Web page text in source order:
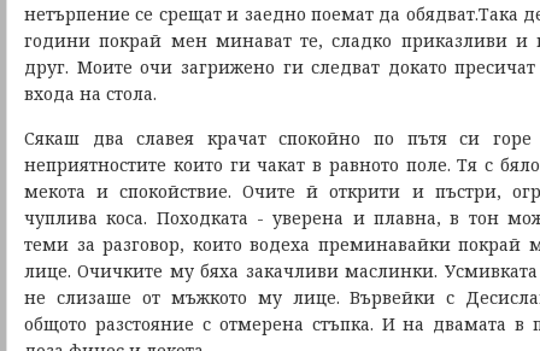
нетърпение се срещат и заедно поемат да обядват.Така
години покрай мен минават те, сладко приказливи и
друг. Моите очи загрижено ги следват докато
входа на стола.
Сякаш два славея крачат спокойно по пътя си
неприятностите които ги чакат в равното поле. Тя с
мекота и спокойствие. Очите й открити и пъстри,
чуплива коса. Походката - уверена и плавна, в тон
теми за разговор, които водеха преминавайки покрай
лице. Очичките му бяха закачливи маслинки.
не слизаше от мъжкото му лице. Вървейки с
общото разстояние с отмерена стъпка. И на двамата в